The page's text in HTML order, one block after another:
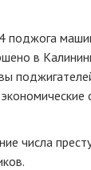
поджога
в
числа